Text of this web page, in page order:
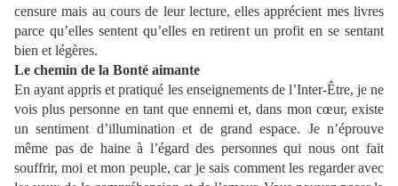
censure mais au cours de leur lecture, elles apprécient mes livres
parce qu’elles sentent qu’elles en retirent un profit en se sentant
bien et légères.
Le chemin de la Bonté aimante
En ayant appris et pratiqué les enseignements de l’Inter-Être, je ne
vois plus personne en tant que ennemi et, dans mon cœur, existe
un sentiment d’illumination et de grand espace. Je n’éprouve
même pas de haine à l’égard des personnes qui nous ont fait
souffrir, moi et mon peuple, car je sais comment les regarder avec